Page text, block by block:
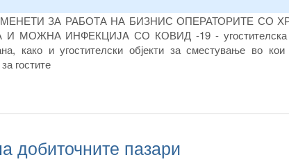
ЗА РАБОТА НА БИЗНИС ОПЕРАТОРИТЕ СО
МОЖНА ИНФЕКЦИЈA СО КОВИД -19 - угостителска
како и угостителски објекти за сместување во
гостите
добиточните пазари